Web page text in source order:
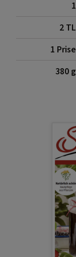
1
2 TL
1 Prise
380 g